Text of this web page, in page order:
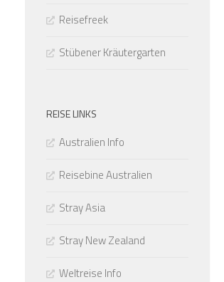
Reisefreek
Stübener Kräutergarten
REISE LINKS
Australien Info
Reisebine Australien
Stray Asia
Stray New Zealand
Weltreise Info